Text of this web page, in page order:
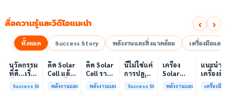
สื่อความรู้และวิดีโอแนะนำ ‹ ›
ทั้งหมด Success Story พลังงานและสิ่งแวดล้อม เครื่องมือแล
เล่นวิดีโอ
00:10
นวัตกรรม
ที่ดี…เริ่ม
ความร่วม
Success Story
เล่นวิดีโอ
00:10
ติด Solar
Cell แล้ว
ลดค่าไฟ
ได้จริง
พลังงานและสิ่งแวดล้อม
00:08
ติด Solar
Cell ราคา
แพง แต่
ค่าไฟ
พลังงานและสิ่งแวดล้อม
เล่นวิดีโอ
นี่ไม่ใช่แค่
การปลูก
คือการ
Success Story
เครื่อง
Solar
Simulator
มาตรฐาน
พลังงานและสิ่งแวดล้อม
เล่
01:00
แนะนำ
เครื่องมื
วิเคราะ
ทดสอบ
เครื่องมื